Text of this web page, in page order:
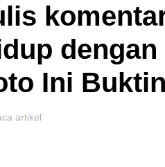
Ini
artikel